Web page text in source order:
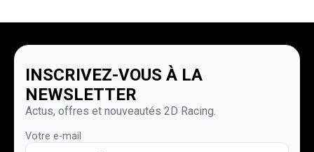
INSCRIVEZ-VOUS À LA
NEWSLETTER
Actus, offres et nouveautés 2D Racing.
Votre e-mail